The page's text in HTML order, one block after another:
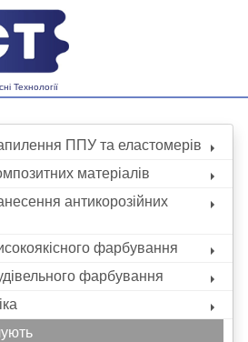
Технології
ППУ та еластомерів
матеріалів
антикорозійних
фарбування
фарбування